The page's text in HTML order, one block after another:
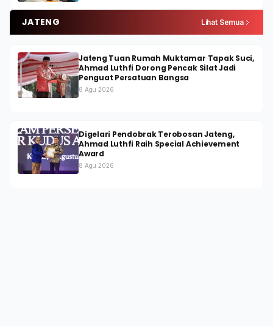
JATENG Lihat Semua
Jateng Tuan Rumah Muktamar Tapak Suci,
Ahmad Luthfi Dorong Pencak Silat Jadi
Penguat Persatuan Bangsa
8 Agu 2026
Digelari Pendobrak Terobosan Jateng,
Ahmad Luthfi Raih Special Achievement
Award
8 Agu 2026